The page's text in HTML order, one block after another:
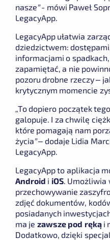
nasze” - mówi Paweł
LegacyApp.
LegacyApp ułatwia
dziedzictwem:
informacjami o
zapamiętać, a nie
pozoru drobne rzeczy –
krytycznym momencie
„To dopiero początek
galopuje. I za chwilę
które pomagają nam
życia”– dodaje Lidia
LegacyApp.
LegacyApp to aplikacja
Android i iOS. Umożliwia
przechowywanie
zdjęć dokumentów,
posiadanych
ma je zawsze pod rękąi
Dodatkowo, dzięki